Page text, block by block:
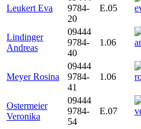
Leukert Eva
9784-
20
E.05
Lindinger
Andreas
09444
9784-
40
1.06
Meyer Rosina
09444
9784-
41
1.06
Ostermeier
Veronika
09444
9784-
54
E.07